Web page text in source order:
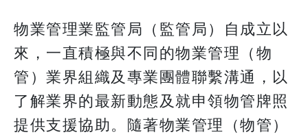
物業管理業監管局（監管局）自成立以
來，一直積極與不同的物業管理（物
管）業界組織及專業團體聯繫溝通，以
了解業界的最新動態及就申領物管牌照
提供支援協助。隨著物業管理（物管）